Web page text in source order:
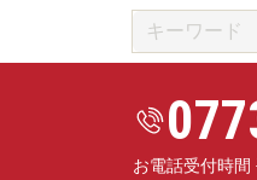
お電話受付時間